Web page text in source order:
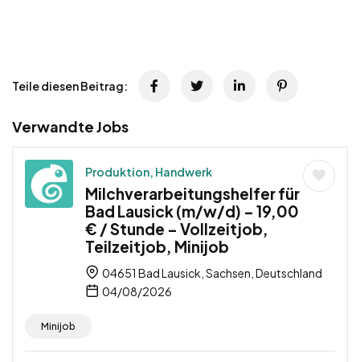
Teile diesen Beitrag:
Verwandte Jobs
Produktion, Handwerk
Milchverarbeitungshelfer für
Bad Lausick (m/w/d) – 19,00
€ / Stunde – Vollzeitjob,
Teilzeitjob, Minijob
04651 Bad Lausick, Sachsen, Deutschland
04/08/2026
Minijob